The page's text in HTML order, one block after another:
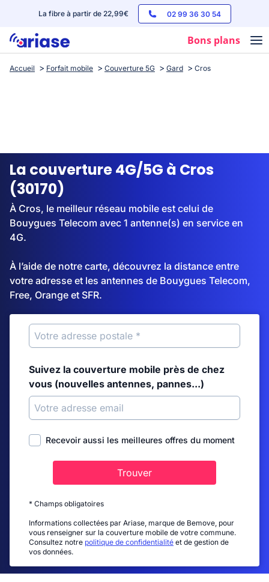
La fibre à partir de 22,99€ 02 99 36 30 54
Bons plans
Box internet
Streaming
Accueil Forfait mobile Couverture 5G Gard Cros
La couverture 4G/5G à Cros
(30170)
À Cros, le meilleur réseau mobile est celui de
Bouygues Telecom avec 1 antenne(s) en service en
4G.
À l’aide de notre carte, découvrez la distance entre
votre adresse et les antennes de Bouygues Telecom,
Free, Orange et SFR.
Suivez la couverture mobile près de chez
vous (nouvelles antennes, pannes...)
Recevoir aussi les meilleures offres du moment
Trouver
* Champs obligatoires
Informations collectées par Ariase, marque de Bemove, pour
vous renseigner sur la couverture mobile de votre commune.
Consultez notre politique de confidentialité et de gestion de
vos données.